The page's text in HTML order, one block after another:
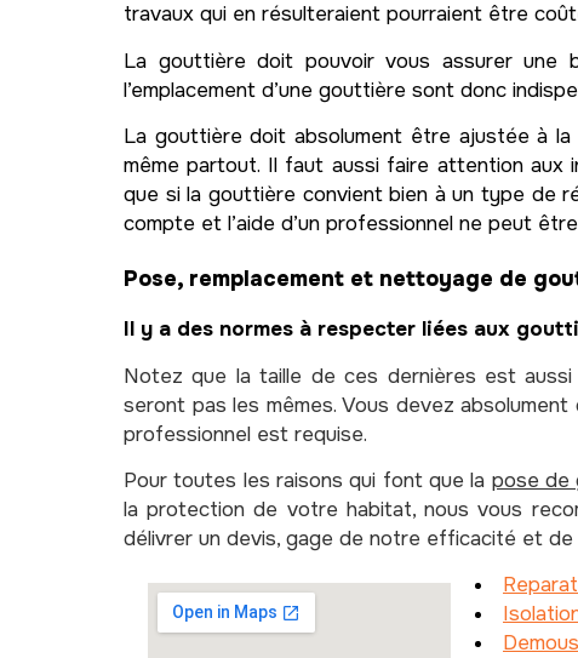
travaux qui en résulteraient pourraient être
La gouttière doit pouvoir vous assurer
l’emplacement d’une gouttière sont donc
La gouttière doit absolument être ajustée à
même partout. Il faut aussi faire attention aux
que si la gouttière convient bien à un type de
compte et l’aide d’un professionnel ne peut
Pose, remplacement et nettoyage de
Il y a des normes à respecter liées aux
Notez que la taille de ces dernières est aussi
seront pas les mêmes. Vous devez absolument
professionnel est requise.
Pour toutes les raisons qui font que la pose de
la protection de votre habitat, nous vous
délivrer un devis, gage de notre efficacité et de